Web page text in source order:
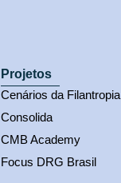
Projetos
Cenários da Filantropia
Consolida
CMB Academy
Focus DRG Brasil